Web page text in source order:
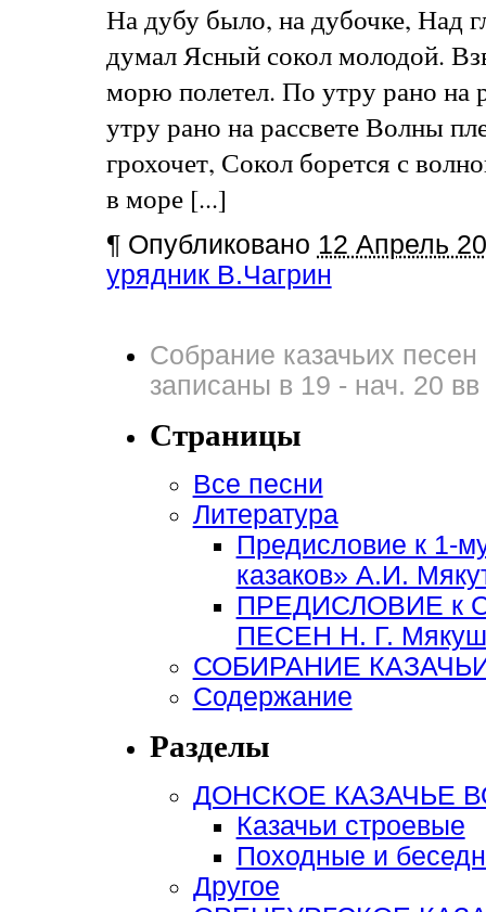
На дубу было, на дубочке, Над
думал Ясный сокол молодой.
морю полетел. По утру рано на
утру рано на рассвете Волны
грохочет, Сокол борется с
в море [...]
¶ Опубликовано 12 Апрель
урядник В.Чагрин
Собрание казачьих
записаны в 19 - нач. 20 вв
Страницы
Все песни
Литература
Предисловие к 1-
казаков» А.И.
ПРЕДИСЛОВИЕ к
ПЕСЕН Н. Г.
СОБИРАНИЕ
Содержание
Разделы
ДОНСКОЕ КАЗАЧЬЕ
Казачьи строевые
Походные и
Другое